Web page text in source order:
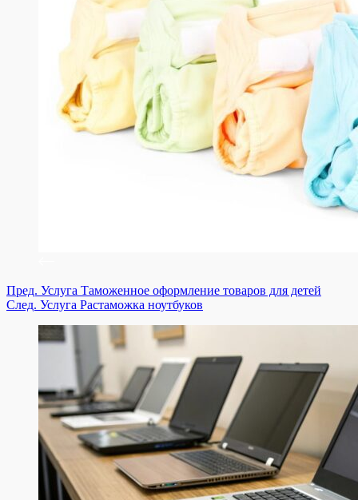
Пред. Услуга Таможенное оформление товаров для детей
След. Услуга Растаможка ноутбуков